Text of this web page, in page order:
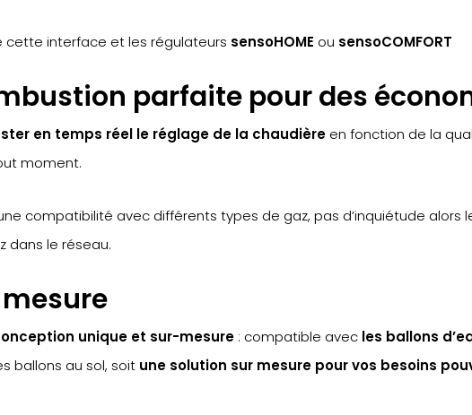
cette interface et les régulateurs sensoHOME ou sensoCOMFORT
parfaite pour des
en temps réel le réglage de la chaudière en fonction de la
moment.
compatibilité avec différents types de gaz, pas d’inquiétude alors
dans le réseau.
unique et sur-mesure : compatible avec les ballons
ballons au sol, soit une solution sur mesure pour vos besoins